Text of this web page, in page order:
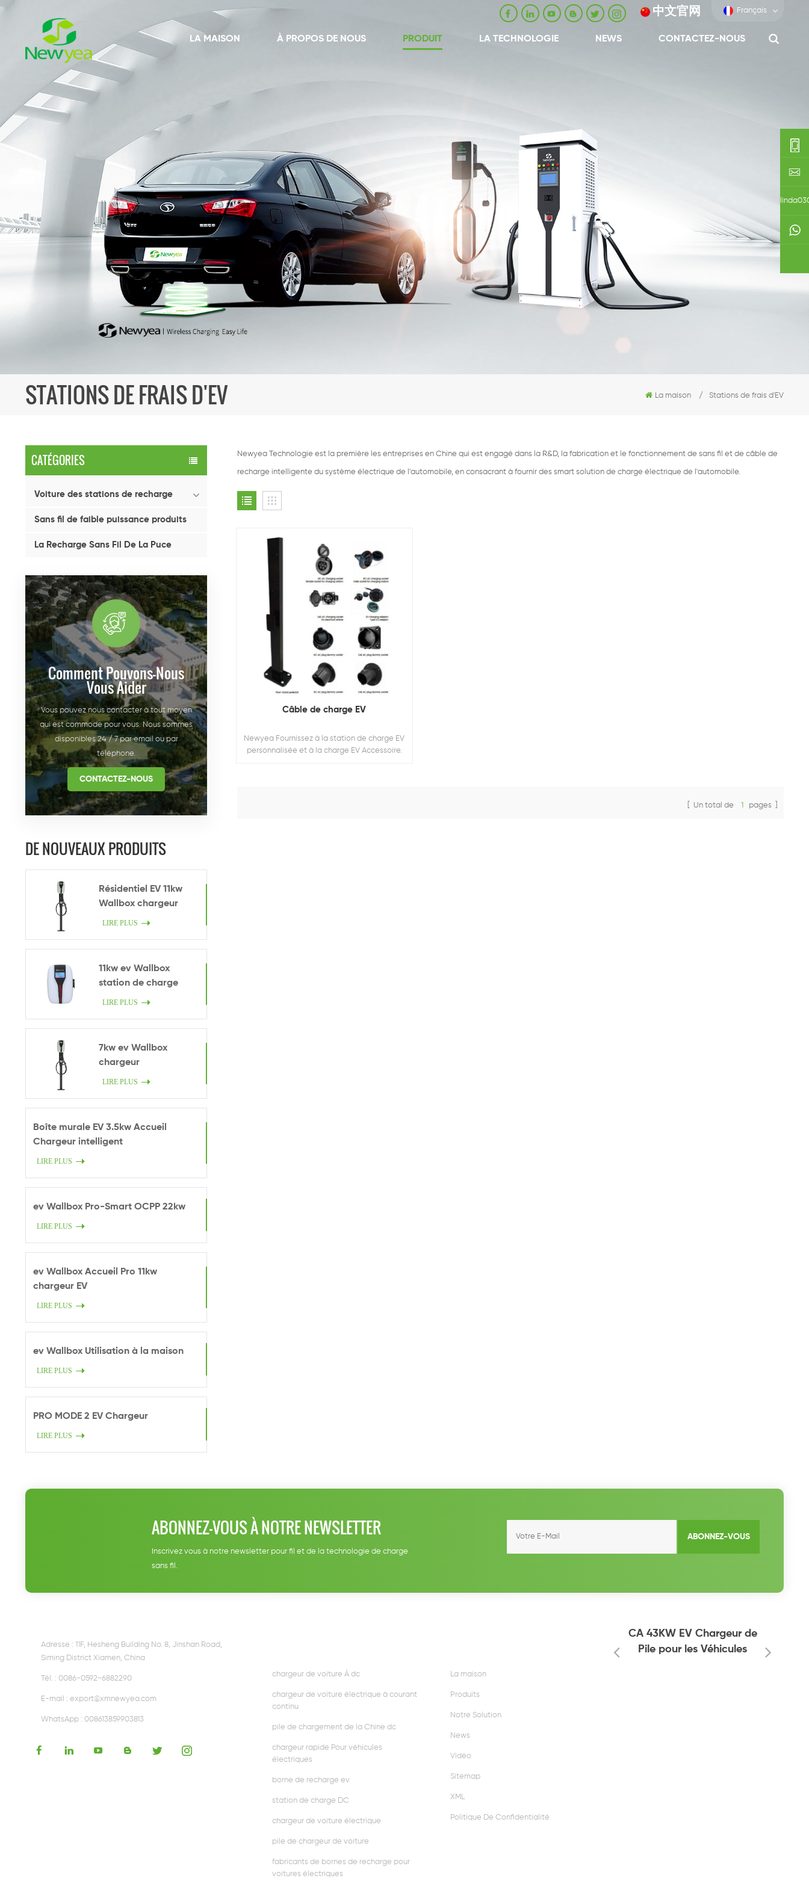
中文官网 Français
LA MAISON À PROPOS DE NOUS PRODUIT LA TECHNOLOGIE NEWS CONTACTEZ-NOUS
STATIONS DE FRAIS D'EV La maison / Stations de frais d'EV
CATÉGORIES
Voiture des stations de recharge
Sans fil de faible puissance produits
La Recharge Sans Fil De La Puce
Comment Pouvons-Nous
Vous Aider
Vous pouvez nous contacter à tout moyen
qui est commode pour vous. Nous sommes
disponibles 24 / 7 par email ou par
téléphone.
CONTACTEZ-NOUS
DE NOUVEAUX PRODUITS
Résidentiel EV 11kw
Wallbox chargeur
LIRE PLUS
11kw ev Wallbox
station de charge
LIRE PLUS
7kw ev Wallbox
chargeur
LIRE PLUS
Boîte murale EV 3.5kw Accueil
Chargeur intelligent
LIRE PLUS
ev Wallbox Pro-Smart OCPP 22kw
LIRE PLUS
ev Wallbox Accueil Pro 11kw
chargeur EV
LIRE PLUS
ev Wallbox Utilisation à la maison
LIRE PLUS
PRO MODE 2 EV Chargeur
LIRE PLUS
Newyea Technologie est la première les entreprises en Chine qui est engagé dans la R&D, la fabrication et le fonctionnement de sans fil et de câble de
recharge intelligente du système électrique de l'automobile, en consacrant à fournir des smart solution de charge électrique de l'automobile.
Câble de charge EV
Newyea Fournissez à la station de charge EV
personnalisée et à la charge EV Accessoire.
[ Un total de 1 pages ]
ABONNEZ-VOUS À NOTRE NEWSLETTER
Inscrivez vous à notre newsletter pour fil et de la technologie de charge
sans fil.
ABONNEZ-VOUS
Adresse : 11F, Hesheng Building No. 8, Jinshan Road,
Siming District Xiamen, China
Tél. : 0086-0592-6882290
E-mail : export@xmnewyea.com
WhatsApp : 008613859903813
chargeur de voiture À dc
chargeur de voiture électrique à courant
continu
pile de chargement de la Chine dc
chargeur rapide Pour véhicules
électriques
borne de recharge ev
station de charge DC
chargeur de voiture électrique
pile de chargeur de voiture
fabricants de bornes de recharge pour
voitures électriques
La maison
Produits
Notre Solution
News
Vidéo
Sitemap
XML
Politique De Confidentialité
sans fil
CA 43KW EV Chargeur de
Pile pour les Véhicules
0086-
0592-